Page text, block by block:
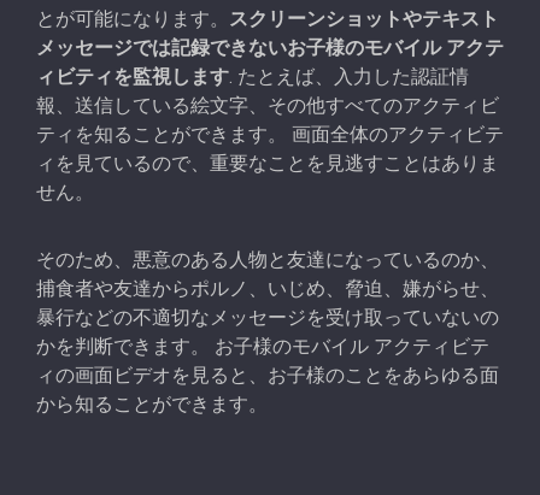
とが可能になります。 スクリーンショットやテキスト
メッセージでは記録できないお子様のモバイル アクテ
ィビティを監視します. たとえば、入力した認証情
報、送信している絵文字、その他すべてのアクティビ
ティを知ることができます。 画面全体のアクティビテ
ィを見ているので、重要なことを見逃すことはありま
せん。
そのため、悪意のある人物と友達になっているのか、
捕食者や友達からポルノ、いじめ、脅迫、嫌がらせ、
暴行などの不適切なメッセージを受け取っていないの
かを判断できます。 お子様のモバイル アクティビテ
ィの画面ビデオを見ると、お子様のことをあらゆる面
から知ることができます。